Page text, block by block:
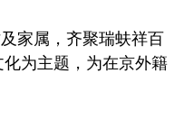
家属，齐聚瑞蚨祥百
为主题，为在京外籍